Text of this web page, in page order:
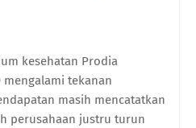
kesehatan Prodia
mengalami tekanan
masih mencatatkan
perusahaan justru turun